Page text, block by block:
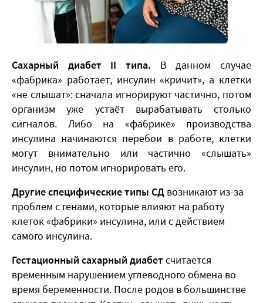
Сахарный диабет II типа. В данном случае
«фабрика» работает, инсулин «кричит», а клетки
«не слышат»: сначала игнорируют частично, потом
организм уже устаёт вырабатывать столько
сигналов. Либо на «фабрике» производства
инсулина начинаются перебои в работе, клетки
могут внимательно или частично «слышать»
инсулин, но потом игнорировать его.
Другие специфические типы СД возникают из-за
проблем с генами, которые влияют на работу
клеток «фабрики» инсулина, или с действием
самого инсулина.
Гестационный сахарный диабетсчитается
временным нарушением углеводного обмена во
время беременности. После родов в большинстве